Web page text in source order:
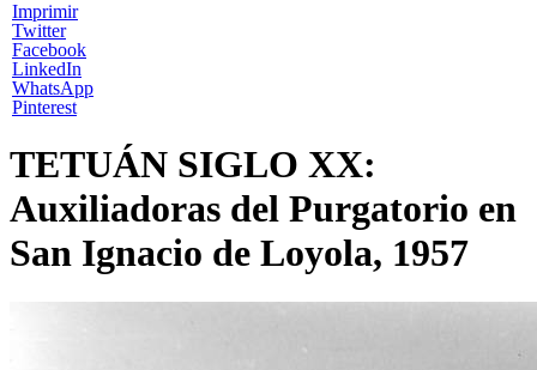
Imprimir
Twitter
Facebook
LinkedIn
WhatsApp
Pinterest
TETUÁN SIGLO XX:
Auxiliadoras del Purgatorio en
San Ignacio de Loyola, 1957